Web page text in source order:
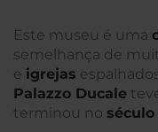
Este museu é uma
semelhança de
e igrejas
Palazzo Ducale
terminou no século